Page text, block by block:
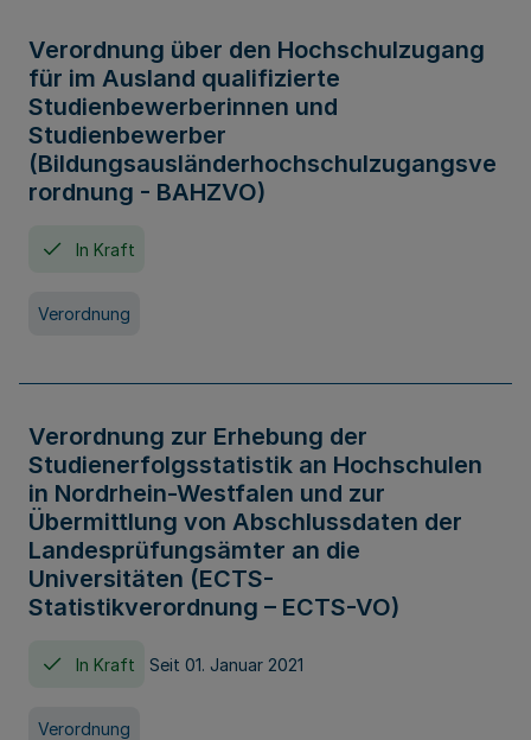
Verordnung über den Hochschulzugang
für im Ausland qualifizierte
Studienbewerberinnen und
Studienbewerber
(Bildungsausländerhochschulzugangsve
rordnung - BAHZVO)
In Kraft
Verordnung
Verordnung zur Erhebung der
Studienerfolgsstatistik an Hochschulen
in Nordrhein-Westfalen und zur
Übermittlung von Abschlussdaten der
Landesprüfungsämter an die
Universitäten (ECTS-
Statistikverordnung – ECTS-VO)
In Kraft Seit 01. Januar 2021
Verordnung